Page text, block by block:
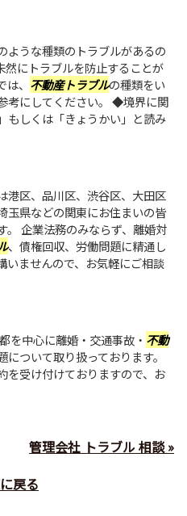
ような種類のトラブルがあるの
然にトラブルを防止することが
、 不動産トラブルの種類をい
考にしてください。 ◆境界に関
もしくは「きょうかい」と読み
港区、品川区、渋谷区、大田区
玉県などの関東にお住まいの皆
。 企業法務のみならず、離婚対
、債権回収、労働問題に精通し
いませんので、お気軽にご相談
を中心に離婚・交通事故・ 不動
ついて取り扱っております。
を受け付けておりますので、お
管理会社 トラブル 相談 »
戻る